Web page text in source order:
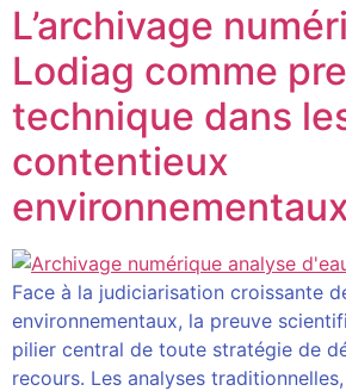
L’archivage
Lodiag comme
technique dans
contentieux
Face à la judiciarisation croissante
environnementaux, la preuve
pilier central de toute stratégie de
recours. Les analyses